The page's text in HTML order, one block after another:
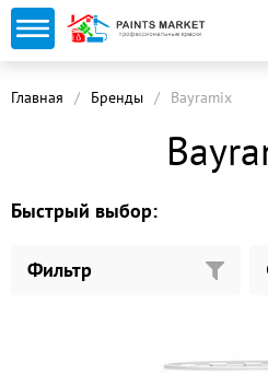
Главная Бренды Bayramix
Быстрый выбор:
Фильтр